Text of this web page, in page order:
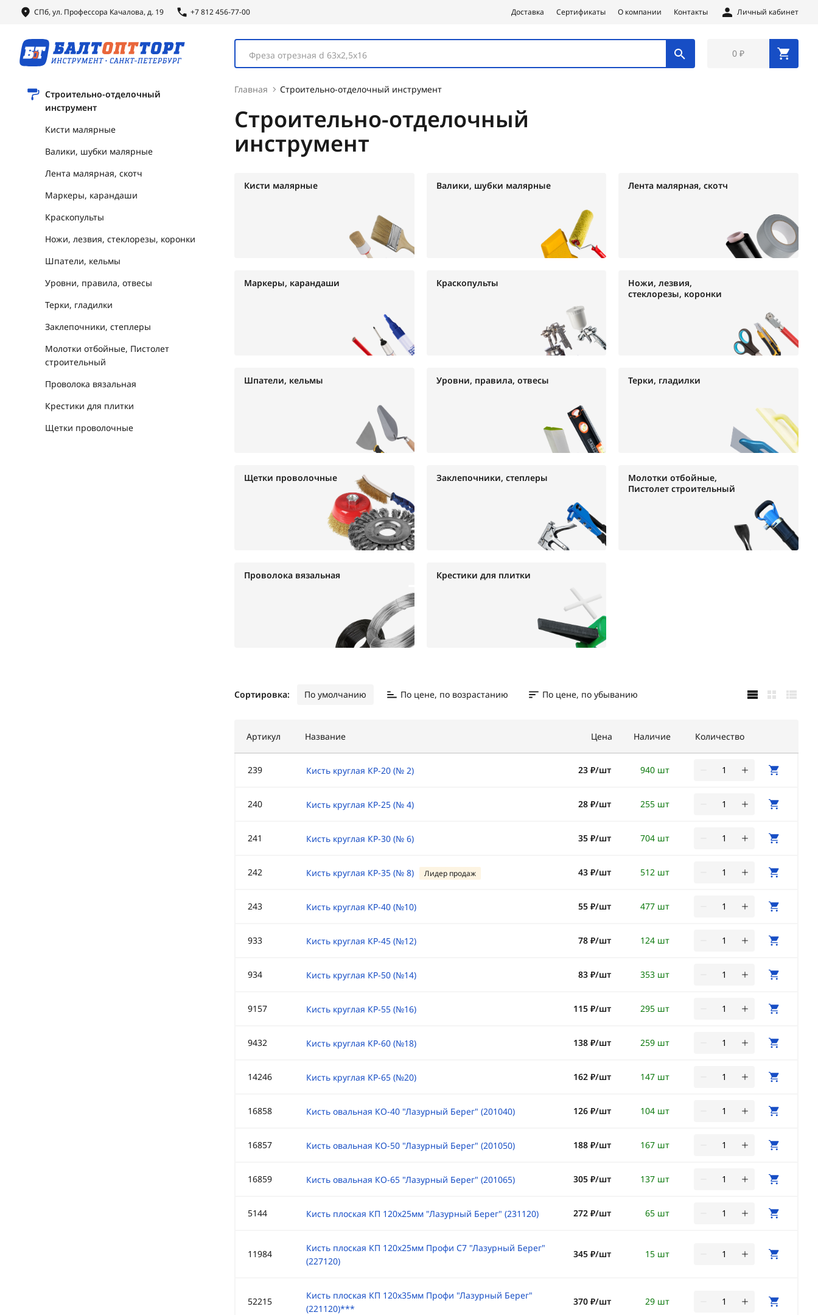
СПб, ул. Профессора Качалова, д. 19 +7 812 456-77-00 Доставка Сертификаты О компании Контакты Личный кабинет
Фреза отрезная d 63х2,5х16 0 ₽
Строительно-отделочный
инструмент
Кисти малярные
Валики, шубки малярные
Лента малярная, скотч
Маркеры, карандаши
Краскопульты
Ножи, лезвия, стеклорезы, коронки
Шпатели, кельмы
Уровни, правила, отвесы
Терки, гладилки
Заклепочники, степлеры
Молотки отбойные, Пистолет
строительный
Проволока вязальная
Крестики для плитки
Щетки проволочные
Главная Строительно-отделочный инструмент
Строительно-отделочный
инструмент
Кисти малярные Валики, шубки малярные Лента малярная, скотч
Маркеры, карандаши Краскопульты
Ножи, лезвия,
стеклорезы, коронки
Шпатели, кельмы Уровни, правила, отвесы Терки, гладилки
Щетки проволочные Заклепочники, степлеры
Молотки отбойные,
Пистолет строительный
Проволока вязальная Крестики для плитки
Сортировка: По умолчанию По цене, по возрастанию По цене, по убыванию
Артикул Название Цена Наличие Количество
239 Кисть круглая КР-20 (№ 2) 940 шт
23 ₽/шт
240 Кисть круглая КР-25 (№ 4) 255 шт
28 ₽/шт
241 Кисть круглая КР-30 (№ 6) 704 шт
35 ₽/шт
242 Кисть круглая КР-35 (№ 8) Лидер продаж 512 шт
43 ₽/шт
243 Кисть круглая КР-40 (№10) 477 шт
55 ₽/шт
933 Кисть круглая КР-45 (№12) 124 шт
78 ₽/шт
934 Кисть круглая КР-50 (№14) 353 шт
83 ₽/шт
9157 Кисть круглая КР-55 (№16) 295 шт
115 ₽/шт
9432 Кисть круглая КР-60 (№18) 259 шт
138 ₽/шт
14246 Кисть круглая КР-65 (№20) 147 шт
162 ₽/шт
16858 Кисть овальная КО-40 "Лазурный Берег" (201040) 104 шт
126 ₽/шт
16857 Кисть овальная КО-50 "Лазурный Берег" (201050) 167 шт
188 ₽/шт
16859 Кисть овальная КО-65 "Лазурный Берег" (201065) 137 шт
305 ₽/шт
5144 Кисть плоская КП 120х25мм "Лазурный Берег" (231120) 65 шт
272 ₽/шт
11984
Кисть плоская КП 120х25мм Профи С7 "Лазурный Берег"
(227120)
15 шт
345 ₽/шт
52215
Кисть плоская КП 120х35мм Профи "Лазурный Берег"
(221120)***
29 шт
370 ₽/шт